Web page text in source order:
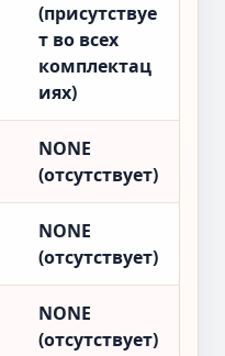
(присутствуе
т во всех
комплектац
иях)
NONE
(отсутствует)
NONE
(отсутствует)
NONE
(отсутствует)